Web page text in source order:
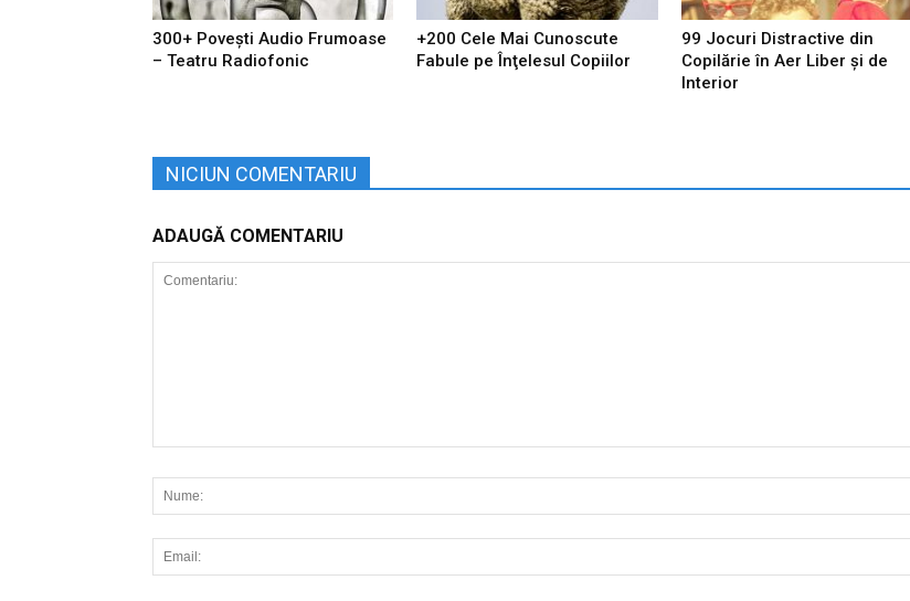
300+ Povești Audio Frumoase
– Teatru Radiofonic
+200 Cele Mai Cunoscute
Fabule pe Înţelesul Copiilor
99 Jocuri Distractive din
Copilărie în Aer Liber şi de
Interior
NICIUN COMENTARIU
ADAUGĂ COMENTARIU